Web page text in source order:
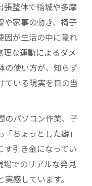
張整体で稲城や多摩
や家事の動き、椅子
因が生活の中に隠れ
理な運動によるダメ
の使い方が、知らず
ている現実を目の当
のパソコン作業、子
ちょっとした癖」
す引き金になってい
場でのリアルな発見
感しています。